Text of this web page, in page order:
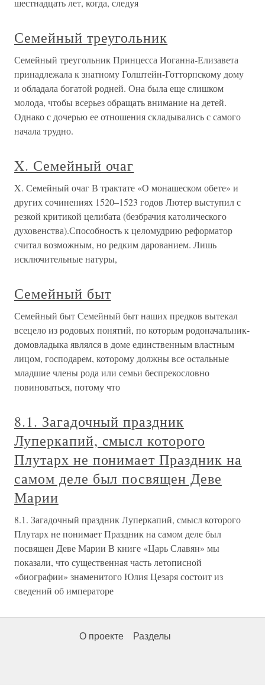
шестнадцать лет, когда, следуя
Семейный треугольник
Семейный треугольник Принцесса Иоганна-Елизавета
принадлежала к знатному Голштейн-Готторпскому дому
и обладала богатой родней. Она была еще слишком
молода, чтобы всерьез обращать внимание на детей.
Однако с дочерью ее отношения складывались с самого
начала трудно.
X. Семейный очаг
X. Семейный очаг В трактате «О монашеском обете» и
других сочинениях 1520–1523 годов Лютер выступил с
резкой критикой целибата (безбрачия католического
духовенства).Способность к целомудрию реформатор
считал возможным, но редким дарованием. Лишь
исключительные натуры,
Семейный быт
Семейный быт Семейный быт наших предков вытекал
всецело из родовых понятий, по которым родоначальник-
домовладыка являлся в доме единственным властным
лицом, господарем, которому должны все остальные
младшие члены рода или семьи беспрекословно
повиноваться, потому что
8.1. Загадочный праздник
Луперкапий, смысл которого
Плутарх не понимает Праздник на
самом деле был посвящен Деве
Марии
8.1. Загадочный праздник Луперкапий, смысл которого
Плутарх не понимает Праздник на самом деле был
посвящен Деве Марии В книге «Царь Славян» мы
показали, что существенная часть летописной
«биографии» знаменитого Юлия Цезаря состоит из
сведений об императоре
О проекте Разделы